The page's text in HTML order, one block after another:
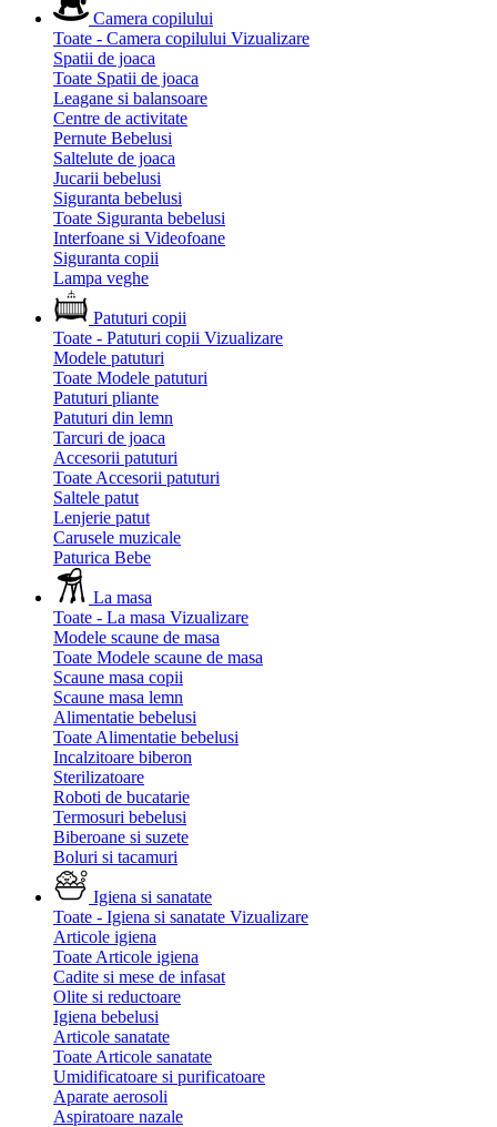
Camera copilului
Toate - Camera copilului Vizualizare
Spatii de joaca
Toate Spatii de joaca
Leagane si balansoare
Centre de activitate
Pernute Bebelusi
Saltelute de joaca
Jucarii bebelusi
Siguranta bebelusi
Toate Siguranta bebelusi
Interfoane si Videofoane
Siguranta copii
Lampa veghe
Patuturi copii
Toate - Patuturi copii Vizualizare
Modele patuturi
Toate Modele patuturi
Patuturi pliante
Patuturi din lemn
Tarcuri de joaca
Accesorii patuturi
Toate Accesorii patuturi
Saltele patut
Lenjerie patut
Carusele muzicale
Paturica Bebe
La masa
Toate - La masa Vizualizare
Modele scaune de masa
Toate Modele scaune de masa
Scaune masa copii
Scaune masa lemn
Alimentatie bebelusi
Toate Alimentatie bebelusi
Incalzitoare biberon
Sterilizatoare
Roboti de bucatarie
Termosuri bebelusi
Biberoane si suzete
Boluri si tacamuri
Igiena si sanatate
Toate - Igiena si sanatate Vizualizare
Articole igiena
Toate Articole igiena
Cadite si mese de infasat
Olite si reductoare
Igiena bebelusi
Articole sanatate
Toate Articole sanatate
Umidificatoare si purificatoare
Aparate aerosoli
Aspiratoare nazale